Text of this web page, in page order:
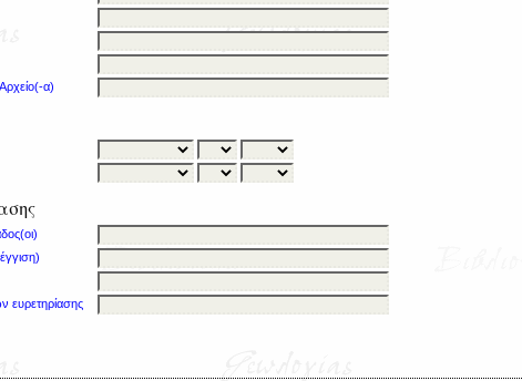
α)
ευρετηρίασης